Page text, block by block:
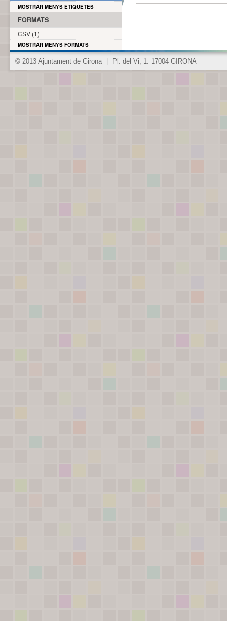
MOSTRAR MENYS ETIQUETES
FORMATS
CSV (1)
MOSTRAR MENYS FORMATS
© 2013 Ajuntament de Girona Pl. del Vi, 1. 17004 GIRONA